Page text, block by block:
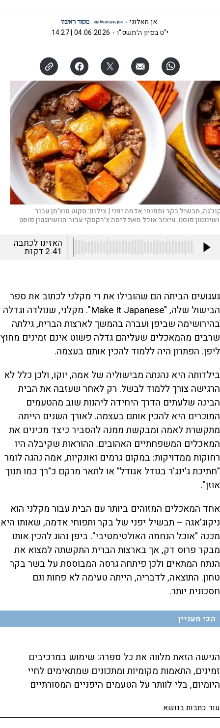
אן מאלוני
י"ט בסיון ה׳תשפ"ו
04.06.2026 | 14:27
תבשיל בקר ותפוחי אדמה יפני | צילום:סקוט סוצ'מן עבור
פוסט; עיצוב אוכל מאת ליסה צ'רקסקי עבור הוושינגטון פוסט
האזינו לכתבה
2:41 דקות
געגועים הביתה הם שהובילו את רי מקלני לכתוב את ספר
הבישול שלה, "Make It Japanese". מקלני, שנולדה וגדלה
בהירושימה שביפן ועברה בהמשך לארצות הברית, גילתה
שרבים מהמאכלים שעליהם גדלה פשוט אינם זמינים מחוץ
ליפן. הפתרון היה ללמוד להכין אותם בעצמה.
בילדותה היא נהנתה מבישוליה של אמה, יוקו, ולכן כלל לא
הרגישה צורך ללמוד לבשל. רק לאחר שעזבה את הבית
הבינה שלעתים הדרך היחידה ליהנות שוב מהטעמים
המוכרים היא להכין אותם בעצמה. לאורך השנים הייתה
מתקשרת לאמה ומבקשת ממנה להסביר כיצד מכינים את
המאכלים המשפחתיים האהובים. ההוראות שקיבלה היו
רחוקות ממדויקות: במקום גרמים ואונקיות, אמה נהגה לומר
"חתיכת ג'ינג'ר בגודל אגודל" או לתאר מרקם כ"רך כמו תנוך
אוזן".
אחד המאכלים המזוהים ביותר עם הבית עבור מקלני הוא
ניקוג'אגה – תבשיל יפני של בקר ותפוחי אדמה, שאותו היא
מכנה "אוכל הנחמה האולטימטיבי". ביפן נהוג להכין אותו
מבקר פרוס דק, אך בארצות הברית התקשתה למצוא את
הנתח המתאים ולכן פיתחה גרסה המבוססת על בשר בקר
טחון. התוצאה, לדבריה, הייתה טעימה לא פחות וגם
חסכונית יותר.
הכי מעניין
הגישה הזאת מלווה את כל ספרה: שימוש במרכיבים
זמינים, התאמות מקומיות ומתכונים שמתאימים לחיי
היומיום, בלי לוותר על הטעמים היפניים המסורתיים
עוד כתבות בנושא